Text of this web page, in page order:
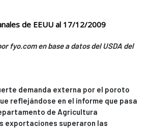
de EEUU al 17/12/2009
fyo.com en base a datos del USDA del
demanda externa por el poroto
reflejándose en el informe que pasa
de Agricultura
exportaciones superaron las